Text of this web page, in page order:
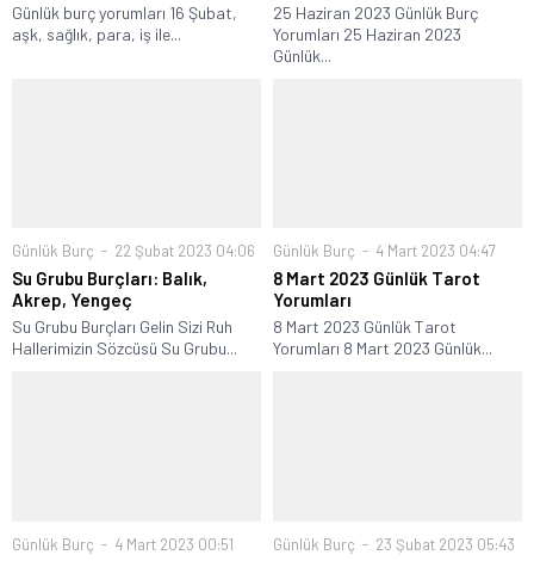
Günlük burç yorumları 16 Şubat,
aşk, sağlık, para, iş ile...
25 Haziran 2023 Günlük Burç
Yorumları 25 Haziran 2023
Günlük...
Günlük Burç 22 Şubat 2023 04:06
Su Grubu Burçları: Balık,
Akrep, Yengeç
Su Grubu Burçları Gelin Sizi Ruh
Hallerimizin Sözcüsü Su Grubu...
Günlük Burç 4 Mart 2023 04:47
8 Mart 2023 Günlük Tarot
Yorumları
8 Mart 2023 Günlük Tarot
Yorumları 8 Mart 2023 Günlük...
Günlük Burç 4 Mart 2023 00:51 Günlük Burç 23 Şubat 2023 05:43